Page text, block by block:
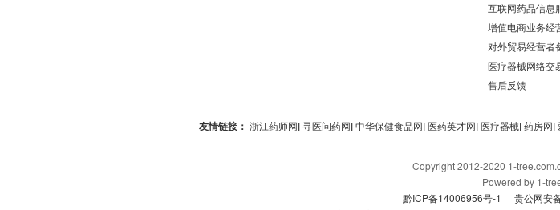
售后反馈
友情链接： 浙江药师网| 寻医问药网| 中华保健食品网| 医药英才网| 医疗器械| 药房网|
Copyright 2012-2020 1-
Powered by 1-
黔ICP备14006956号-1
贵公网安